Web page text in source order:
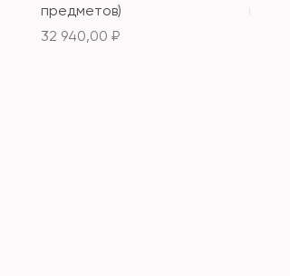
предметов)
Цена
32 940,00 ₽